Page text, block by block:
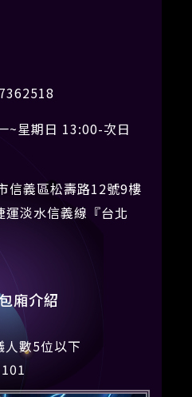
~星期日 13:00-次日
信義區松壽路12號9樓
淡水信義線『台北
廂介紹
人數5位以下
101